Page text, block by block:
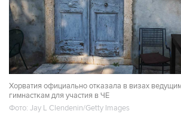
Хорватия официально отказала в визах
гимнасткам для участия в ЧЕ
Фото: Jay L Clendenin/Getty Images